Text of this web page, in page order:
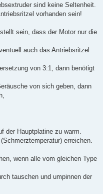
sind keine Seltenheit.
vorhanden sein!
sein, dass der Motor nur die
auch das Antriebsritzel
von 3:1, dann benötigt
von sich geben, dann
der Hauptplatine zu warm.
erreichen.
wenn alle vom gleichen Type
tauschen und umpinnen der